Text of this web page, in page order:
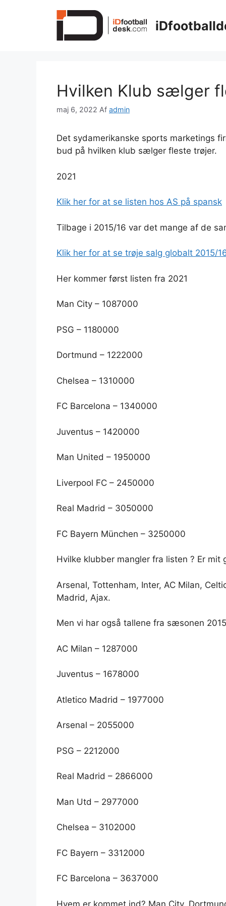
Hvilken Klub sælger
maj 6, 2022 Af admin
Det sydamerikanske sports marketings
bud på hvilken klub sælger fleste trøjer.
2021
Klik her for at se listen hos AS på spansk
Tilbage i 2015/16 var det mange af de
Klik her for at se trøje salg globalt 2015/
Her kommer først listen fra 2021
Man City – 1087000
PSG – 1180000
Dortmund – 1222000
Chelsea – 1310000
FC Barcelona – 1340000
Juventus – 1420000
Man United – 1950000
Liverpool FC – 2450000
Real Madrid – 3050000
FC Bayern München – 3250000
Hvilke klubber mangler fra listen ? Er mit
Arsenal, Tottenham, Inter, AC Milan,
Madrid, Ajax.
Men vi har også tallene fra sæsonen
AC Milan – 1287000
Juventus – 1678000
Atletico Madrid – 1977000
Arsenal – 2055000
PSG – 2212000
Real Madrid – 2866000
Man Utd – 2977000
Chelsea – 3102000
FC Bayern – 3312000
FC Barcelona – 3637000
Hvem er kommet ind? Man City,